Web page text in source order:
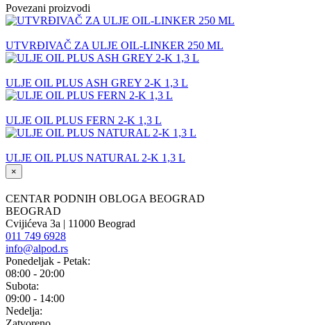
Povezani proizvodi
UTVRĐIVAČ ZA ULJE OIL-LINKER 250 ML
ULJE OIL PLUS ASH GREY 2-K 1,3 L
ULJE OIL PLUS FERN 2-K 1,3 L
ULJE OIL PLUS NATURAL 2-K 1,3 L
×
CENTAR PODNIH OBLOGA BEOGRAD
BEOGRAD
Cvijićeva 3a | 11000 Beograd
011 749 6928
info@alpod.rs
Ponedeljak - Petak:
08:00 - 20:00
Subota:
09:00 - 14:00
Nedelja: